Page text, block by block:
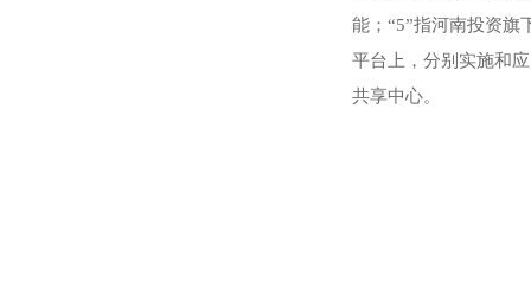
能；“5”指河南投资旗
平台上，分别实施和
共享中心。